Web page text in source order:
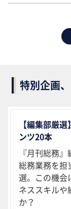
特別企画
【編集部厳
ンツ20本
『月刊総務
総務業務を担
選。この機会
ネススキルや
か？